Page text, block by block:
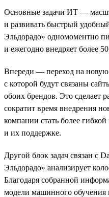
Основные задачи ИТ —
и развивать быстрый
Эльдорадо» одномоментно
и ежегодно внедряет более
Впереди — переход на
с которой будут связаны
обоих брендов. Это сделает
сократит время внедрения
компании стать более
и их поддержке.
Другой блок задач связан с
Эльдорадо» анализирует
Благодаря собранной
модели машинного обучения